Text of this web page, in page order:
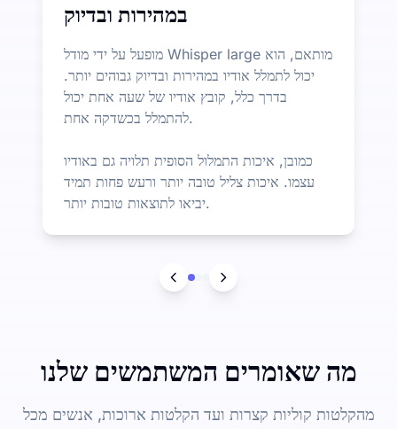
במהירות ובדיוק
מופעל על ידי מודל Whisper large מותאם, הוא
יכול לתמלל אודיו במהירות ובדיוק גבוהים יותר.
בדרך כלל, קובץ אודיו של שעה אחת יכול
להתמלל בכשדקה אחת.
כמובן, איכות התמלול הסופית תלויה גם באודיו
עצמו. איכות צליל טובה יותר ורעש פחות תמיד
יביאו לתוצאות טובות יותר.
מה שאומרים המשתמשים שלנו
מהקלטות קוליות קצרות ועד הקלטות ארוכות, אנשים מכל